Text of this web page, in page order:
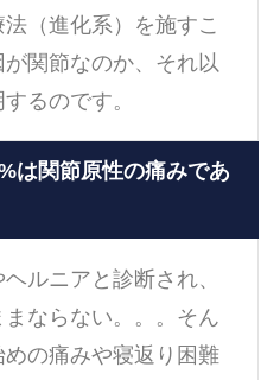
（進化系）を施すこ
関節なのか、それ以
るのです。
は関節原性の痛みであ
ルニアと診断され、
ならない。。。そん
の痛みや寝返り困難